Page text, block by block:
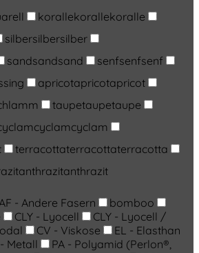
korallekorallekoralle
silbersilbersilber
sandsandsand senfsenfsenf
apricotapricotapricot
taupetaupetaupe
cyclamcyclam
terracottaterracottaterracotta
anthrazitanthrazit
- Andere Fasern
bomboo
CLY - Lyocell
CLY - Lyocell /
CV - Viskose
EL - Elasthan
Metall
PA - Polyamid (Perlon®,